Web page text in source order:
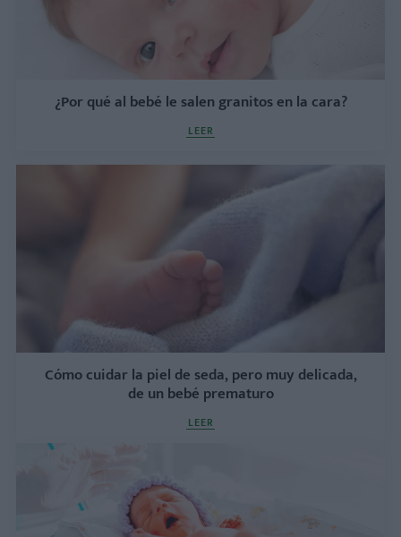
¿Por qué al bebé le salen granitos en la cara?
LEER
Cómo cuidar la piel de seda, pero muy delicada,
de un bebé prematuro
LEER